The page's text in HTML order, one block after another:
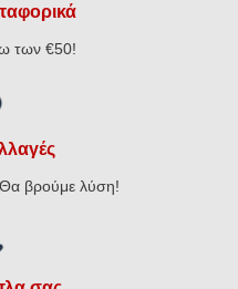
των €50!
βρούμε λύση!